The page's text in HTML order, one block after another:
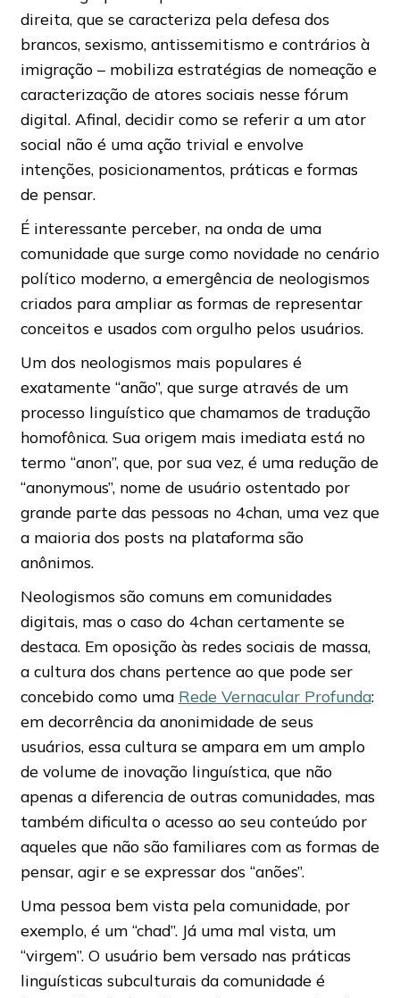
direita, que se caracteriza pela defesa dos
brancos, sexismo, antissemitismo e contrários à
imigração – mobiliza estratégias de nomeação e
caracterização de atores sociais nesse fórum
digital. Afinal, decidir como se referir a um ator
social não é uma ação trivial e envolve
intenções, posicionamentos, práticas e formas
de pensar.
É interessante perceber, na onda de uma
comunidade que surge como novidade no cenário
político moderno, a emergência de neologismos
criados para ampliar as formas de representar
conceitos e usados com orgulho pelos usuários.
Um dos neologismos mais populares é
exatamente “anão”, que surge através de um
processo linguístico que chamamos de tradução
homofônica. Sua origem mais imediata está no
termo “anon”, que, por sua vez, é uma redução de
“anonymous”, nome de usuário ostentado por
grande parte das pessoas no 4chan, uma vez que
a maioria dos posts na plataforma são
anônimos.
Neologismos são comuns em comunidades
digitais, mas o caso do 4chan certamente se
destaca. Em oposição às redes sociais de massa,
a cultura dos chans pertence ao que pode ser
concebido como uma Rede Vernacular Profunda:
em decorrência da anonimidade de seus
usuários, essa cultura se ampara em um amplo
de volume de inovação linguística, que não
apenas a diferencia de outras comunidades, mas
também dificulta o acesso ao seu conteúdo por
aqueles que não são familiares com as formas de
pensar, agir e se expressar dos “anões”.
Uma pessoa bem vista pela comunidade, por
exemplo, é um “chad”. Já uma mal vista, um
“virgem”. O usuário bem versado nas práticas
linguísticas subculturais da comunidade é